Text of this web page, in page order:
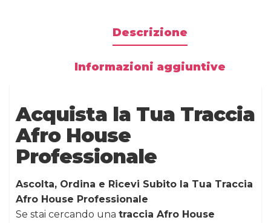
Descrizione
Informazioni aggiuntive
Acquista la Tua Traccia
Afro House
Professionale
Ascolta, Ordina e Ricevi Subito la Tua Traccia
Afro House Professionale
Se stai cercando una traccia Afro House